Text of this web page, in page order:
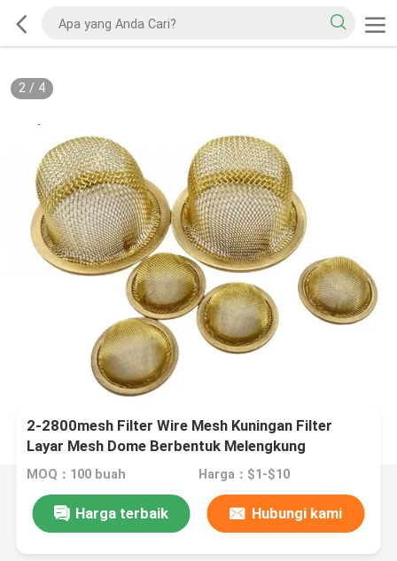
2/ 4
2-2800mesh Filter Wire Mesh Kuningan Filter
Layar Mesh Dome Berbentuk Melengkung
MOQ：100 buah Harga：$1-$10
Harga terbaik Hubungi kami